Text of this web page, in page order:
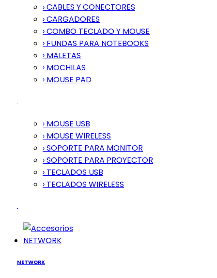
› CABLES Y CONECTORES
› CARGADORES
› COMBO TECLADO Y MOUSE
› FUNDAS PARA NOTEBOOKS
› MALETAS
› MOCHILAS
› MOUSE PAD
› MOUSE USB
› MOUSE WIRELESS
› SOPORTE PARA MONITOR
› SOPORTE PARA PROYECTOR
› TECLADOS USB
› TECLADOS WIRELESS
NETWORK
NETWORK